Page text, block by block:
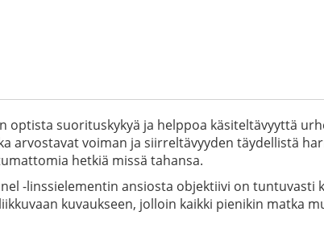
optista suorituskykyä ja helppoa käsiteltävyyttä
arvostavat voiman ja siirreltävyyden täydellistä
hetkiä missä tahansa.
-linssielementin ansiosta objektiivi on tuntuvasti
kuvaukseen, jolloin kaikki pienikin matka